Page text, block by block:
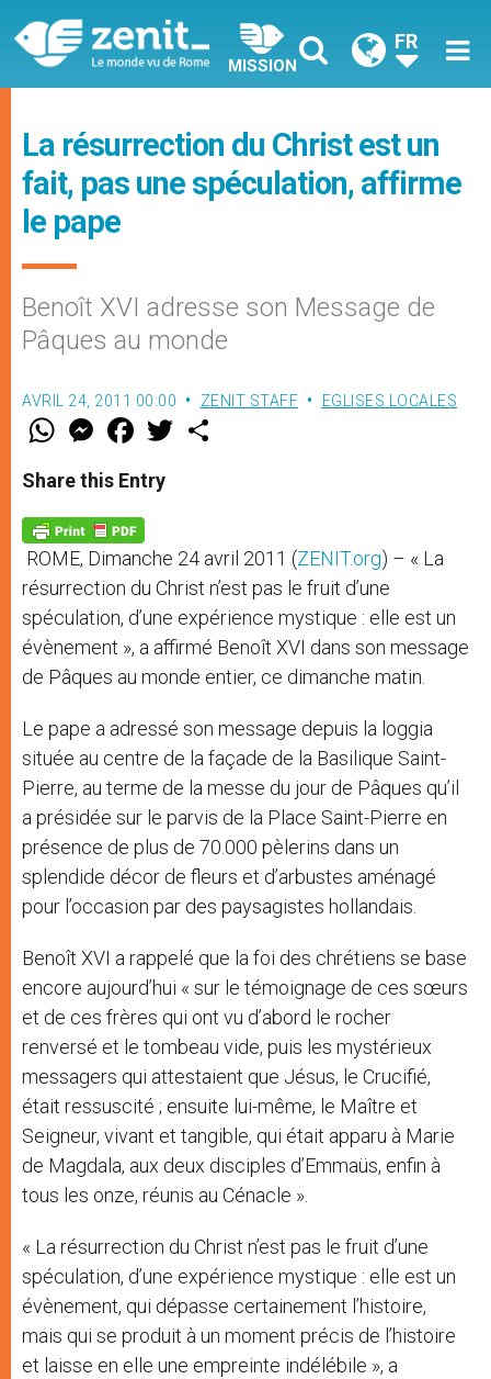
MISSION
FR
La résurrection du Christ est un
fait, pas une spéculation, affirme
le pape
Benoît XVI adresse son Message de
Pâques au monde
AVRIL 24, 2011 00:00 ZENIT STAFF EGLISES LOCALES
W
t
s
p
p
M
e
s
e
g
e
r
F
a
e
b
o
k
w
Share this Entry
ROME, Dimanche 24 avril 2011 (ZENIT.org) – « La
résurrection du Christ n’est pas le fruit d’une
spéculation, d’une expérience mystique : elle est un
évènement », a affirmé Benoît XVI dans son message
de Pâques au monde entier, ce dimanche matin.
Le pape a adressé son message depuis la loggia
située au centre de la façade de la Basilique Saint-
Pierre, au terme de la messe du jour de Pâques qu’il
a présidée sur le parvis de la Place Saint-Pierre en
présence de plus de 70.000 pèlerins dans un
splendide décor de fleurs et d’arbustes aménagé
pour l’occasion par des paysagistes hollandais.
Benoît XVI a rappelé que la foi des chrétiens se base
encore aujourd’hui « sur le témoignage de ces sœurs
et de ces frères qui ont vu d’abord le rocher
renversé et le tombeau vide, puis les mystérieux
messagers qui attestaient que Jésus, le Crucifié,
était ressuscité ; ensuite lui-même, le Maître et
Seigneur, vivant et tangible, qui était apparu à Marie
de Magdala, aux deux disciples d’Emmaüs, enfin à
tous les onze, réunis au Cénacle ».
« La résurrection du Christ n’est pas le fruit d’une
spéculation, d’une expérience mystique : elle est un
évènement, qui dépasse certainement l’histoire,
mais qui se produit à un moment précis de l’histoire
et laisse en elle une empreinte indélébile », a